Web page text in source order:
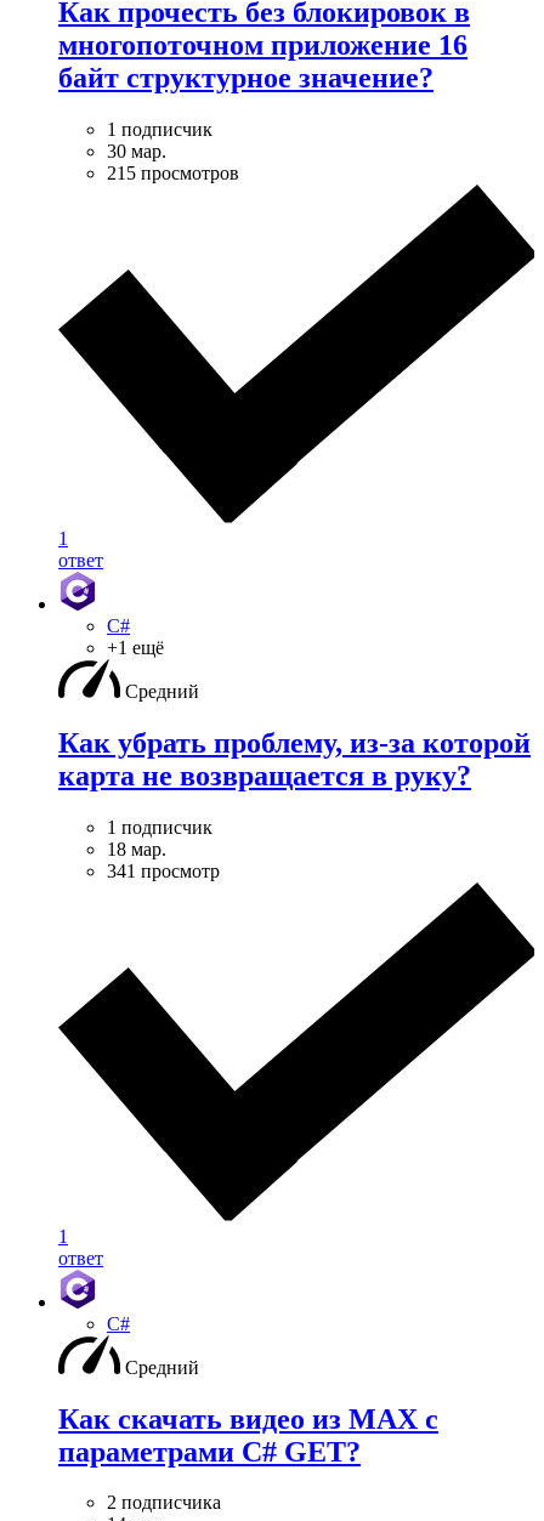
Как прочесть без блокировок в
многопоточном приложение 16
байт структурное значение?
1 подписчик
30 мар.
215 просмотров
1
ответ
C#
+1 ещё
Средний
Как убрать проблему, из-за которой
карта не возвращается в руку?
1 подписчик
18 мар.
341 просмотр
1
ответ
C#
Средний
Как скачать видео из MAX с
параметрами C# GET?
2 подписчика